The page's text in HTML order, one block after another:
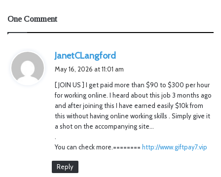
One Comment
JanetCLangford
s
:
May 16, 2026 at 11:01 am
[ JOIN US ] I get paid more than $90 to $300 per hour
for working online. I heard about this job 3 months ago
and after joining this I have earned easily $10k from
this without having online working skills . Simply give it
a shot on the accompanying site…
.
You can check more.======== http://www.giftpay7.vip
Reply